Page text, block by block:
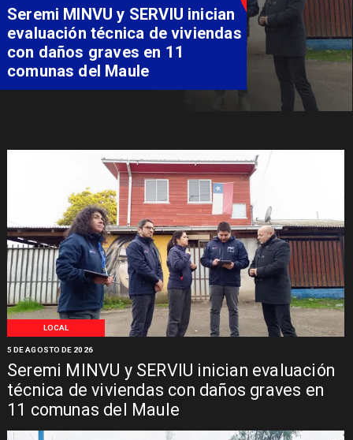
LOCAL
Seremi MINVU y SERVIU inician evaluación
técnica de viviendas con daños graves en
11 comunas del Maule
5 DE AGOSTO DE 2026
Seremi MINVU y SERVIU inician
evaluación técnica de viviendas
con daños graves en 11
comunas del Maule